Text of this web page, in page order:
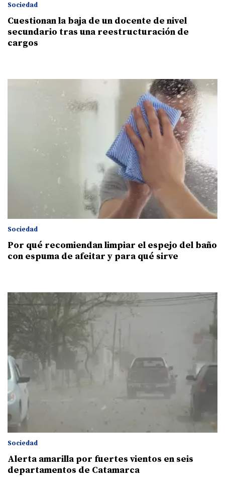
Sociedad
Cuestionan la baja de un docente de nivel
secundario tras una reestructuración de
cargos
Sociedad
Por qué recomiendan limpiar el espejo del baño
con espuma de afeitar y para qué sirve
Sociedad
Alerta amarilla por fuertes vientos en seis
departamentos de Catamarca